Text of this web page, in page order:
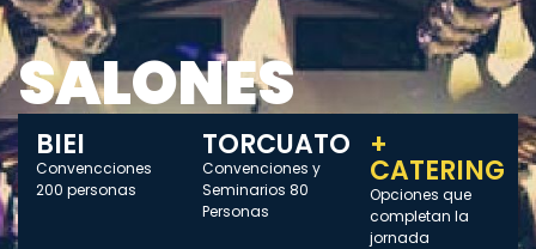
SALONES
BIEI
Convencciones
200 personas
TORCUATO
Convenciones y
Seminarios 80
Personas
+
CATERING
Opciones que
completan la
jornada